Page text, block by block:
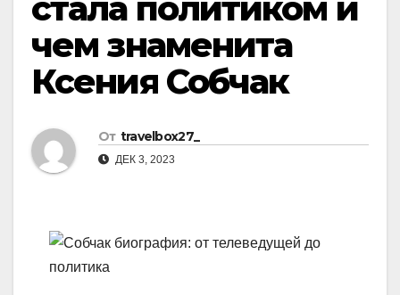
стала политиком и
чем знаменита
Ксения Собчак
От travelbox27_
ДЕК 3, 2023